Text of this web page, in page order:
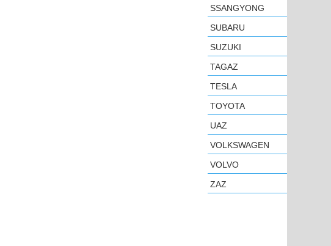
SSANGYONG
SUBARU
SUZUKI
TAGAZ
TESLA
TOYOTA
UAZ
VOLKSWAGEN
VOLVO
ZAZ